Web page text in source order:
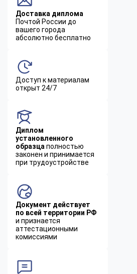
Доставка диплома
Почтой России до
вашего города
абсолютно бесплатно
Доступ к материалам
открыт 24/7
Диплом
установленного
образца полностью
законен и принимается
при трудоустройстве
Документ действует
по всей территории РФ
и признается
аттестационными
комиссиями